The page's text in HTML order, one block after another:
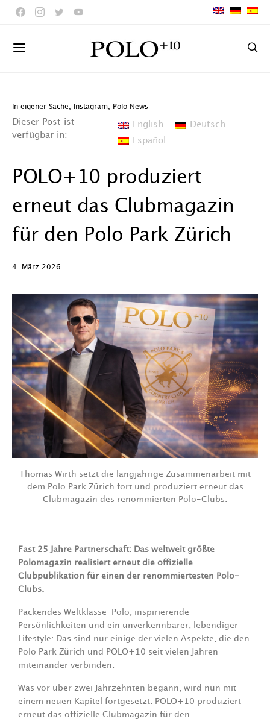
In eigener Sache Instagram Polo News
Dieser Post ist
verfügbar in:
English
Deutsch
Español
POLO+10 produziert
erneut das Clubmagazin
für den Polo Park Zürich
4. März 2026
Thomas Wirth setzt die langjährige Zusammenarbeit mit
dem Polo Park Zürich fort und produziert erneut das
Clubmagazin des renommierten Polo-Clubs.
Fast 25 Jahre Partnerschaft: Das weltweit größte
Polomagazin realisiert erneut die offizielle
Clubpublikation für einen der renommiertesten Polo-
Clubs.
Packendes Weltklasse-Polo, inspirierende
Persönlichkeiten und ein unverkennbarer, lebendiger
Lifestyle: Das sind nur einige der vielen Aspekte, die den
Polo Park Zürich und POLO+10 seit vielen Jahren
miteinander verbinden.
Was vor über zwei Jahrzehnten begann, wird nun mit
einem neuen Kapitel fortgesetzt. POLO+10 produziert
erneut das offizielle Clubmagazin für den